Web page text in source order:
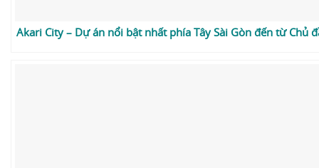
Akari City – Dự án nổi bật nhất phía Tây Sài Gòn đến từ Chủ